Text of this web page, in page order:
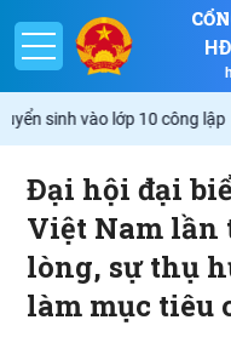
Giới thiệu
Nghị quyết
Lịch
vào lớp 10 công lập
Đại hội đại
Việt Nam lần
lòng, sự thụ
làm mục tiêu